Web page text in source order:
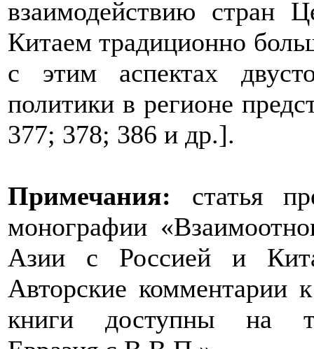
взаимодействию стран
Китаем традиционно
с этим аспектах
политики в регионе
377; 378; 386 и др.].
Примечания: статья
монографии
Азии с Россией и
Авторские комментарии
книги доступны на